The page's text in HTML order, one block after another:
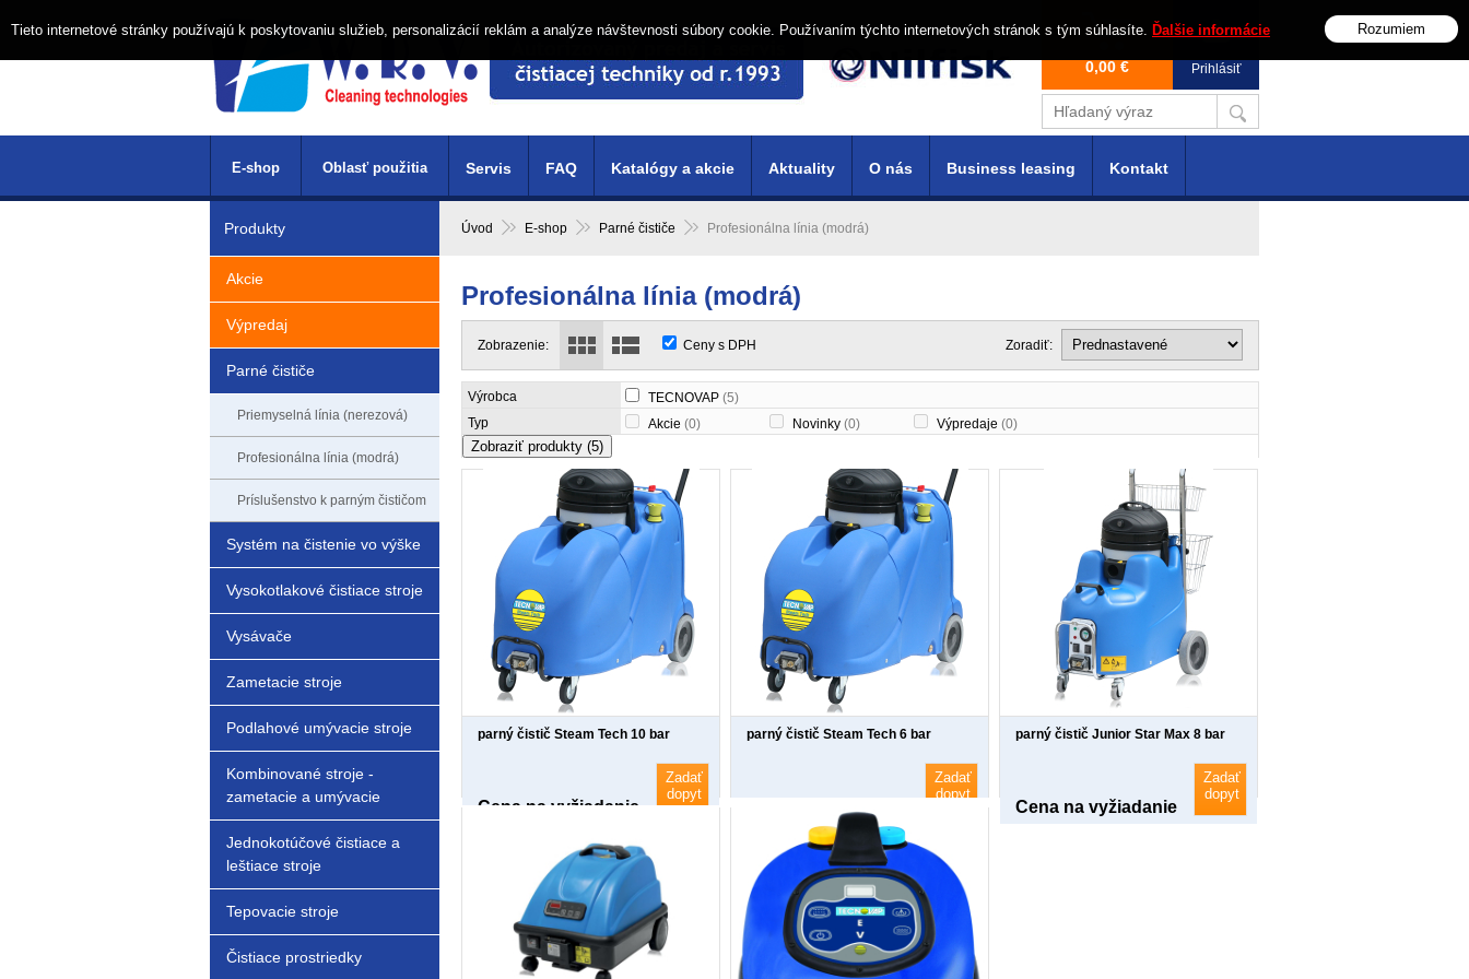
Prihlásiť
0,00 €
Úvod E-shop Parné čističe Profesionálna línia (modrá)
Profesionálna línia (modrá)
Zobrazenie: Ceny s DPH Zoradiť:
Výrobca TECNOVAP (5)
Typ
Akcie (0) Novinky (0) Výpredaje (0)
Zobraziť produkty (5)
parný čistič Steam Tech 10 bar
Cena na vyžiadanie
Zadať
dopyt
parný čistič Steam Tech 6 bar
Zadať
dopyt
parný čistič Junior Star Max 8 bar
Cena na vyžiadanie
Zadať
dopyt
Produkty
Akcie
Výpredaj
Parné čističe
Priemyselná línia (nerezová)
Profesionálna línia (modrá)
Príslušenstvo k parným čističom
Systém na čistenie vo výške
Vysokotlakové čistiace stroje
Vysávače
Zametacie stroje
Podlahové umývacie stroje
Kombinované stroje -
zametacie a umývacie
Jednokotúčové čistiace a
leštiace stroje
Tepovacie stroje
Čistiace prostriedky
E-shop Oblasť použitia Servis FAQ Katalógy a akcie Aktuality O nás Business leasing Kontakt
Tieto internetové stránky používajú k poskytovaniu služieb, personalizácií reklám a analýze návštevnosti súbory cookie. Používaním týchto internetových stránok s tým súhlasíte. Ďalšie informácie Rozumiem